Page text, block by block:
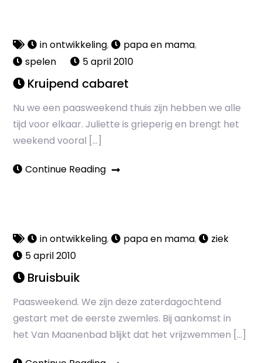
in ontwikkeling, papa en mama,
spelen
5 april 2010
Kruipend cabaret
Nu we een paasweekend thuis zijn hebben we alle
tijd voor elkaar. Juliette is grieperig en brengt het
weekend vooral […]
Continue Reading
in ontwikkeling, papa en mama,
ziek
5 april 2010
Bruisbuik
Paasweekend. We zijn deze zaterdagochtend
gestart met de eerste zwemles. Bij aankomst in
het Van Maanenbad blijkt dat het vrijzwemmen […]